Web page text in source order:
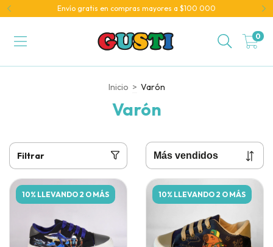
Envío gratis en compras mayores a $100 000
0
Inicio > Varón
Varón
Filtrar
10% LLEVANDO 2 O MÁS 10% LLEVANDO 2 O MÁS